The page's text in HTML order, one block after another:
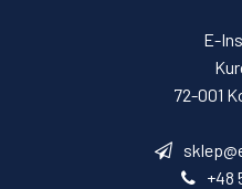
E-
72-001
+48